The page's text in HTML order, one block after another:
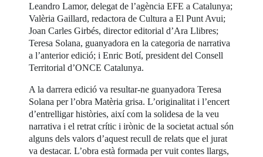
Leandro Lamor, delegat de l’agència EFE a Catalunya;
Valèria Gaillard, redactora de Cultura a El Punt Avui;
Joan Carles Girbés, director editorial d’Ara Llibres;
Teresa Solana, guanyadora en la categoria de narrativa
a l’anterior edició; i Enric Botí, president del Consell
Territorial d’ONCE Catalunya.
A la darrera edició va resultar-ne guanyadora Teresa
Solana per l’obra Matèria grisa. L’originalitat i l’encert
d’entrelligar històries, així com la solidesa de la veu
narrativa i el retrat crític i irònic de la societat actual són
alguns dels valors d’aquest recull de relats que el jurat
va destacar. L’obra està formada per vuit contes llargs,